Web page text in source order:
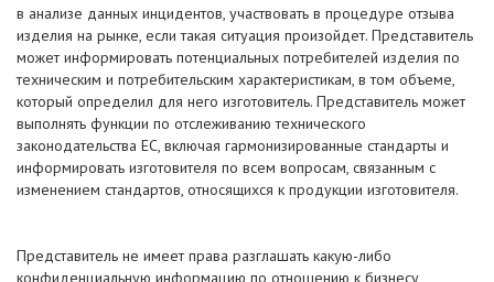
в анализе данных инцидентов, участвовать в процедуре отзыва
изделия на рынке, если такая ситуация произойдет. Представитель
может информировать потенциальных потребителей изделия по
техническим и потребительским характеристикам, в том объеме,
который определил для него изготовитель. Представитель может
выполнять функции по отслеживанию технического
законодательства ЕС, включая гармонизированные стандарты и
информировать изготовителя по всем вопросам, связанным с
изменением стандартов, относящихся к продукции изготовителя.
Представитель не имеет права разглашать какую-либо
конфиденциальную информацию по отношению к бизнесу